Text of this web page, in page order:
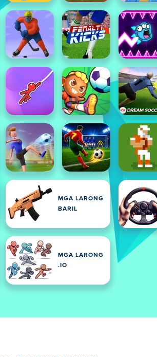
MGA LARONG
BARIL
MGA LARONG
.IO